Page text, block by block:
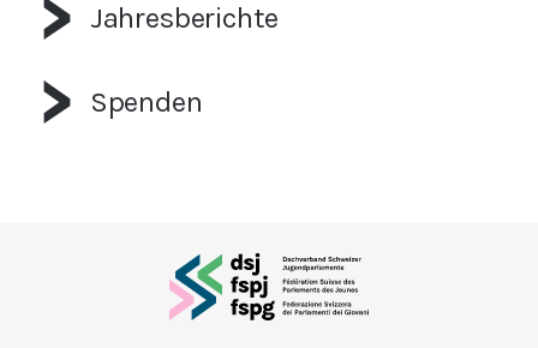
Jahresberichte
Spenden